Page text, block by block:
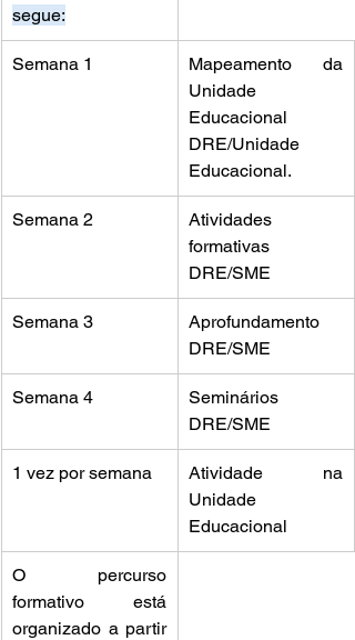
segue:
Semana 1
Mapeamento da
Unidade
Educacional
DRE/Unidade
Educacional.
Semana 2
Atividades
formativas
DRE/SME
Semana 3
Aprofundamento
DRE/SME
Semana 4
Seminários
DRE/SME
1 vez por semana
Atividade na
Unidade
Educacional
O percurso
formativo está
organizado a partir